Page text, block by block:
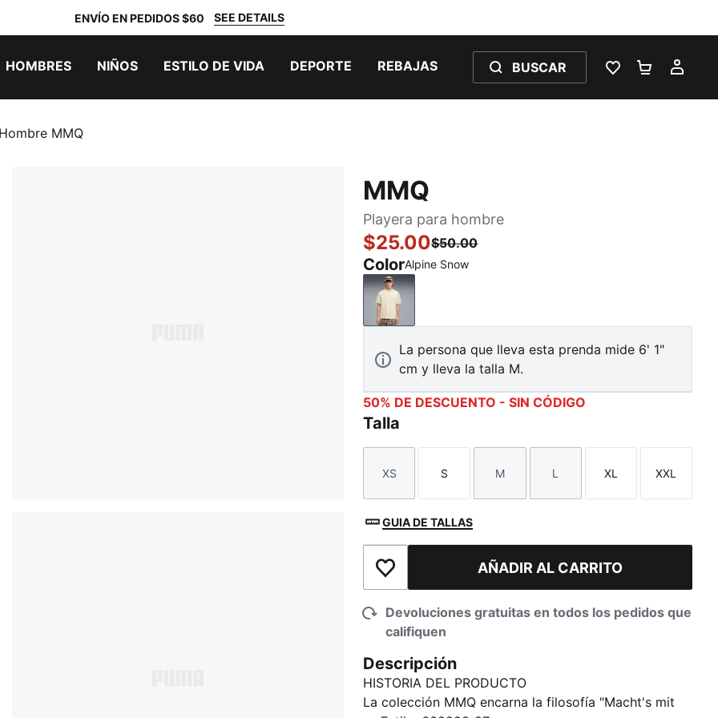
ENVÍO EN PEDIDOS $60 SEE DETAILS
HOMBRES NIÑOS ESTILO DE VIDA DEPORTE REBAJAS BUSCAR
LISTA DE
MMQ
MMQ
Playera para hombre
$25.00$50.00
ColorAlpine Snow
Alpine Snow
La persona que lleva esta prenda mide 6' 1"
cm y lleva la talla M.
50% DE DESCUENTO - SIN CÓDIGO
Talla
Talla
XS
Talla
S
Talla
M
Talla
L
Talla
XL
Talla
XXL
GUIA DE TALLAS
Añadir a la lista de deseosAÑADIR AL CARRITO
Devoluciones gratuitas en todos los pedidos que
califiquen
Descripción
HISTORIA DEL PRODUCTO
La colección MMQ encarna la filosofía "Macht's mit